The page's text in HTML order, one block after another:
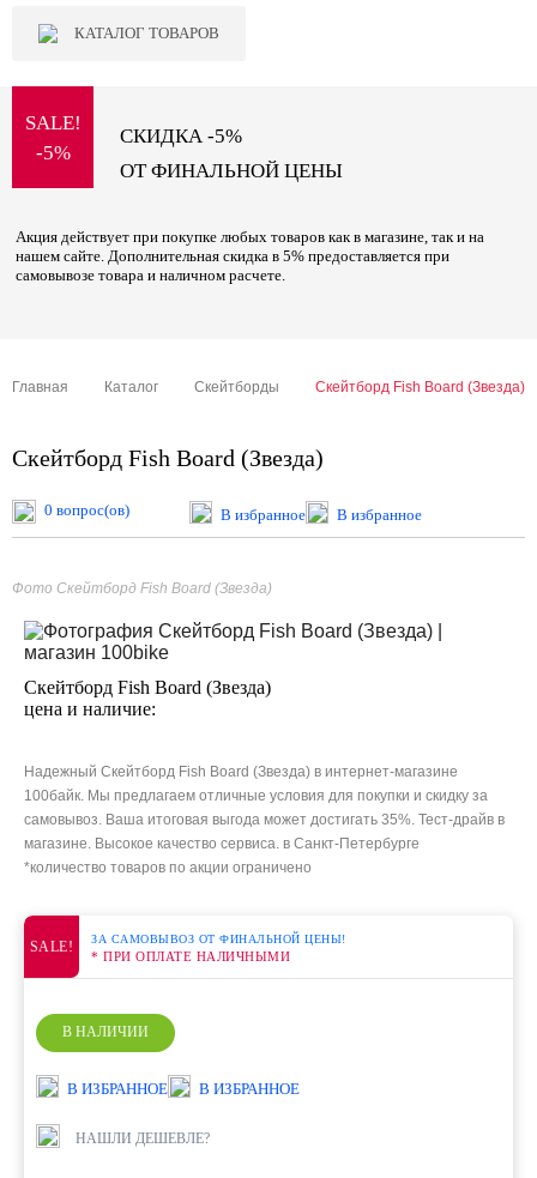
КАТАЛОГ ТОВАРОВ
SALE!
-5%
СКИДКА -5%
ОТ ФИНАЛЬНОЙ ЦЕНЫ
Акция действует при покупке любых товаров как в магазине, так и на
нашем сайте. Дополнительная скидка в 5% предоставляется при
самовывозе товара и наличном расчете.
Главная Каталог Скейтборды Скейтборд Fish Board (Звезда)
Скейтборд Fish Board (Звезда)
0 вопрос(ов) В избранное В избранное
Фото Скейтборд Fish Board (Звезда)
Скейтборд Fish Board (Звезда)
цена и наличие:
Надежный Скейтборд Fish Board (Звезда) в интернет-магазине
100байк. Мы предлагаем отличные условия для покупки и скидку за
самовывоз. Ваша итоговая выгода может достигать 35%. Тест-драйв в
магазине. Высокое качество сервиса. в Санкт-Петербурге
*количество товаров по акции ограничено
SALE! ЗА САМОВЫВОЗ ОТ ФИНАЛЬНОЙ ЦЕНЫ!
* ПРИ ОПЛАТЕ НАЛИЧНЫМИ
В НАЛИЧИИ
В ИЗБРАННОЕ В ИЗБРАННОЕ
НАШЛИ ДЕШЕВЛЕ?